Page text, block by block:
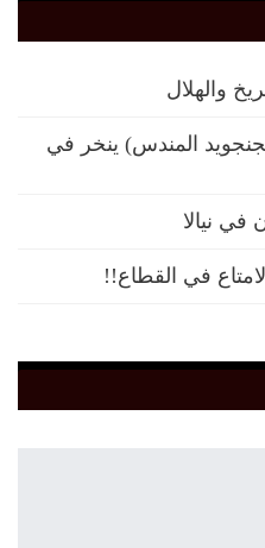
والهلال
المندس) ينخر في
نيالا
في القطاع!!